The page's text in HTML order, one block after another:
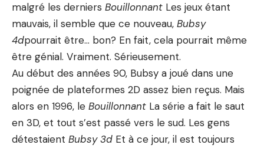
malgré les derniers Bouillonnant Les jeux étant
mauvais, il semble que ce nouveau, Bubsy
4dpourrait être… bon? En fait, cela pourrait même
être génial. Vraiment. Sérieusement.
Au début des années 90, Bubsy a joué dans une
poignée de plateformes 2D assez bien reçus. Mais
alors en 1996, le Bouillonnant La série a fait le saut
en 3D, et tout s’est passé vers le sud. Les gens
détestaient Bubsy 3d Et à ce jour, il est toujours